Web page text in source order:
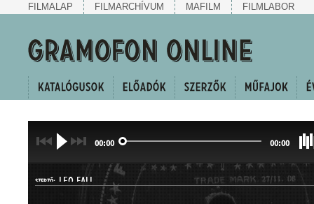
FILMALAP FILMARCHÍVUM MAFILM FILMLABOR
00:00 00:00
SZERZŐ: LEO FALL